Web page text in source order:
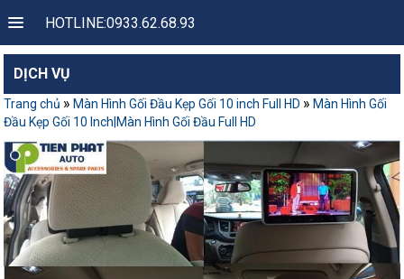
HOTLINE:0933.62.68.93
DỊCH VỤ
Trang chủ » Màn Hình Gối Đầu Kẹp Gối 10 inch Full HD » Màn Hình Gối
Đầu Kẹp Gối 10 Inch|Màn Hình Gối Đầu Full HD